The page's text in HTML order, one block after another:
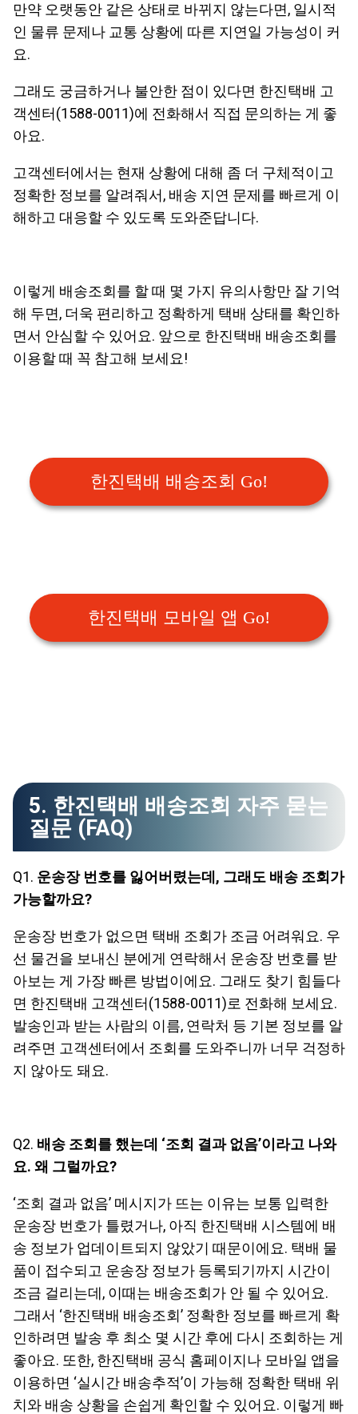
만약 오랫동안 같은 상태로 바뀌지 않는다면, 일시적
인 물류 문제나 교통 상황에 따른 지연일 가능성이 커
요.
그래도 궁금하거나 불안한 점이 있다면 한진택배 고
객센터(1588-0011)에 전화해서 직접 문의하는 게 좋
아요.
고객센터에서는 현재 상황에 대해 좀 더 구체적이고
정확한 정보를 알려줘서, 배송 지연 문제를 빠르게 이
해하고 대응할 수 있도록 도와준답니다.
이렇게 배송조회를 할 때 몇 가지 유의사항만 잘 기억
해 두면, 더욱 편리하고 정확하게 택배 상태를 확인하
면서 안심할 수 있어요. 앞으로 한진택배 배송조회를
이용할 때 꼭 참고해 보세요!
한진택배 배송조회 Go!
한진택배 모바일 앱 Go!
5. 한진택배 배송조회 자주 묻는
질문 (FAQ)
Q1. 운송장 번호를 잃어버렸는데, 그래도 배송 조회가
가능할까요?
운송장 번호가 없으면 택배 조회가 조금 어려워요. 우
선 물건을 보내신 분에게 연락해서 운송장 번호를 받
아보는 게 가장 빠른 방법이에요. 그래도 찾기 힘들다
면 한진택배 고객센터(1588-0011)로 전화해 보세요.
발송인과 받는 사람의 이름, 연락처 등 기본 정보를 알
려주면 고객센터에서 조회를 도와주니까 너무 걱정하
지 않아도 돼요.
Q2. 배송 조회를 했는데 ‘조회 결과 없음’이라고 나와
요. 왜 그럴까요?
‘조회 결과 없음’ 메시지가 뜨는 이유는 보통 입력한
운송장 번호가 틀렸거나, 아직 한진택배 시스템에 배
송 정보가 업데이트되지 않았기 때문이에요. 택배 물
품이 접수되고 운송장 정보가 등록되기까지 시간이
조금 걸리는데, 이때는 배송조회가 안 될 수 있어요.
그래서 ‘한진택배 배송조회’ 정확한 정보를 빠르게 확
인하려면 발송 후 최소 몇 시간 후에 다시 조회하는 게
좋아요. 또한, 한진택배 공식 홈페이지나 모바일 앱을
이용하면 ‘실시간 배송추적’이 가능해 정확한 택배 위
치와 배송 상황을 손쉽게 확인할 수 있어요. 이렇게 빠